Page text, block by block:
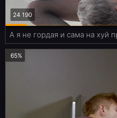
24 190
65%